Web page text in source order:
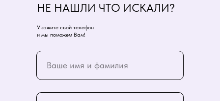
НЕ НАШЛИ ЧТО ИСКАЛИ?
Укажите свой телефон
и мы поможем Вам!